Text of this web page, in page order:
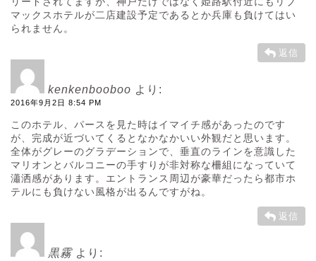
マックスホテルが二店建設予定であるとか兵庫も負けてはい
られません。
返信
kenkenbooboo より:
2016年9月2日 8:54 PM
このホテル、パースを見た時はイマイチ感があったのです
が、完成が近づいてくるとなかなかいい外観だと思います。
全体がグレーのグラデーションで、垂直のラインを意識した
マリオンとバルコニーの手すりが非対称な柵組になっていて
瀟洒感があります。エントランス周辺が豪華だったら都市ホ
テルにも負けない風格が出るんですがね。
返信
黒霧 より: